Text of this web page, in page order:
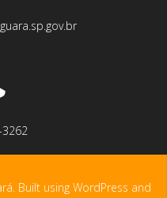
3262
Built using WordPress and